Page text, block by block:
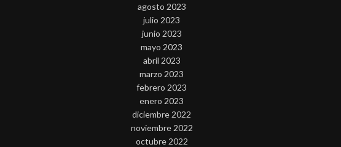
agosto 2023
julio 2023
junio 2023
mayo 2023
abril 2023
marzo 2023
febrero 2023
enero 2023
diciembre 2022
noviembre 2022
octubre 2022